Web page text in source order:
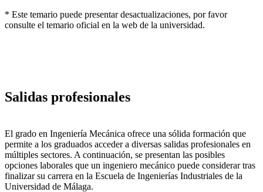
* Este temario puede presentar desactualizaciones, por favor
consulte el temario oficial en la web de la universidad.
Salidas profesionales
El grado en Ingeniería Mecánica ofrece una sólida formación que
permite a los graduados acceder a diversas salidas profesionales en
múltiples sectores. A continuación, se presentan las posibles
opciones laborales que un ingeniero mecánico puede considerar tras
finalizar su carrera en la Escuela de Ingenierías Industriales de la
Universidad de Málaga.